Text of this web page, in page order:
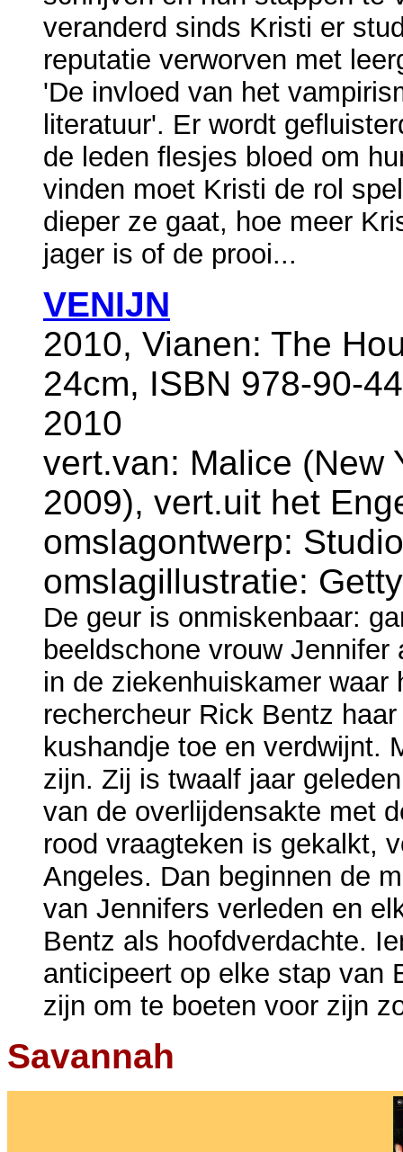
veranderd sinds Kristi er
reputatie verworven met
'De invloed van het
literatuur'. Er wordt
de leden flesjes bloed om
vinden moet Kristi de rol
dieper ze gaat, hoe meer
jager is of de prooi...
VENIJN
2010, Vianen: The
24cm, ISBN 978-90-
2010
vert.van: Malice (New
2009), vert.uit het
omslagontwerp:
omslagillustratie:
De geur is onmiskenbaar:
beeldschone vrouw
in de ziekenhuiskamer
rechercheur Rick Bentz
kushandje toe en verdwijnt.
zijn. Zij is twaalf jaar
van de overlijdensakte met
rood vraagteken is gekalkt,
Angeles. Dan beginnen de
van Jennifers verleden en
Bentz als hoofdverdachte.
anticipeert op elke stap van
zijn om te boeten voor zijn
Savannah